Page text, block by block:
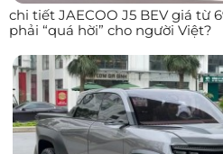
chi tiết JAECOO J5 BEV giá từ
phải “quá hời” cho người Việt?